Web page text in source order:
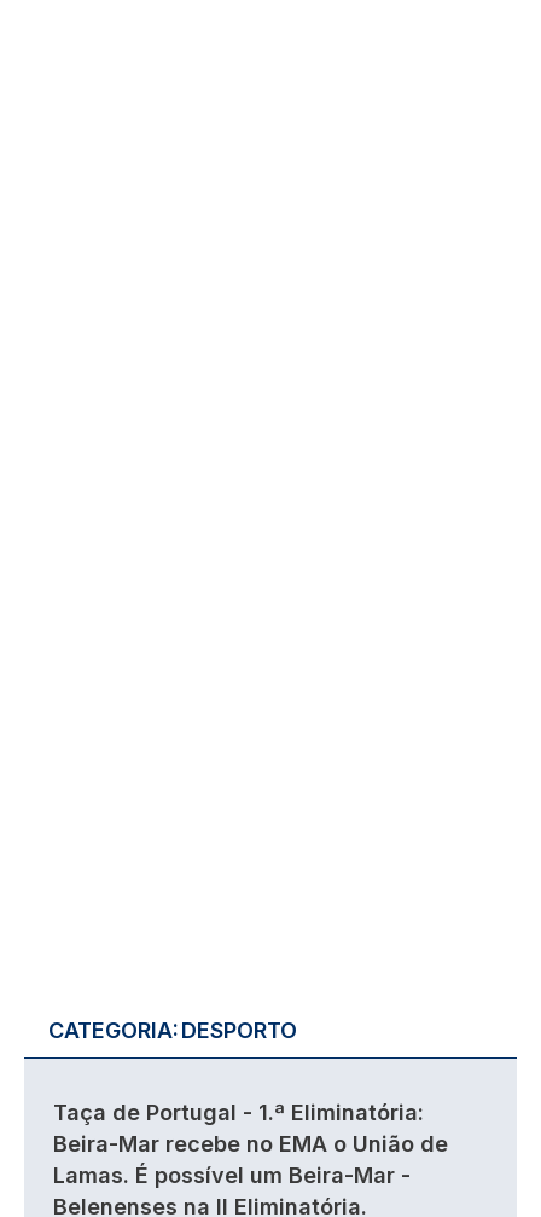
CATEGORIA:DESPORTO
Taça de Portugal - 1.ª Eliminatória:
Beira-Mar recebe no EMA o União de
Lamas. É possível um Beira-Mar -
Belenenses na II Eliminatória.